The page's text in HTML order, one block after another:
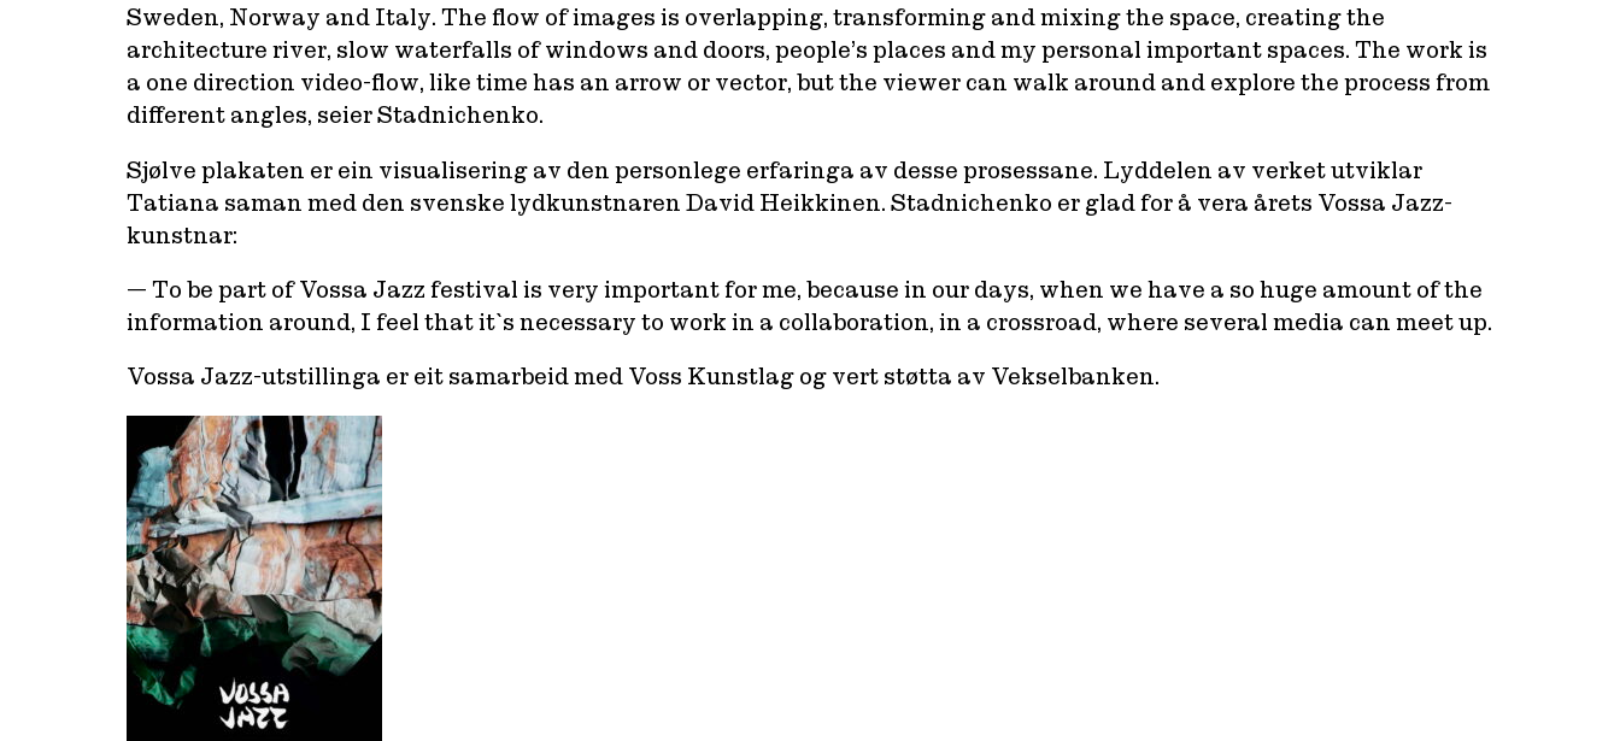
Sweden, Norway and Italy. The flow of images is overlapping, transforming and mixing the space, creating the
architecture river, slow waterfalls of windows and doors, people’s places and my personal important spaces. The work is
a one direction video-flow, like time has an arrow or vector, but the viewer can walk around and explore the process from
different angles, seier Stadnichenko.
Sjølve plakaten er ein visualisering av den personlege erfaringa av desse prosessane. Lyddelen av verket utviklar
Tatiana saman med den svenske lydkunstnaren David Heikkinen. Stadnichenko er glad for å vera årets Vossa Jazz-
kunstnar:
— To be part of Vossa Jazz festival is very important for me, because in our days, when we have a so huge amount of the
information around, I feel that it`s necessary to work in a collaboration, in a crossroad, where several media can meet up.
Vossa Jazz-utstillinga er eit samarbeid med Voss Kunstlag og vert støtta av Vekselbanken.